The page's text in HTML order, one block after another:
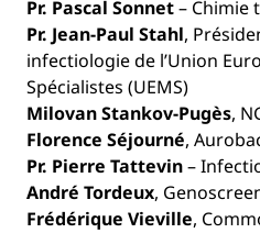
Pr. Pascal Sonnet– Chimie
Pr. Jean-Paul Stahl,
infectiologie de l’Union
Spécialistes (UEMS)
Milovan Stankov-Pugès,
Florence Séjourné,
Pr. Pierre Tattevin–
André Tordeux,
Frédérique Vieville,